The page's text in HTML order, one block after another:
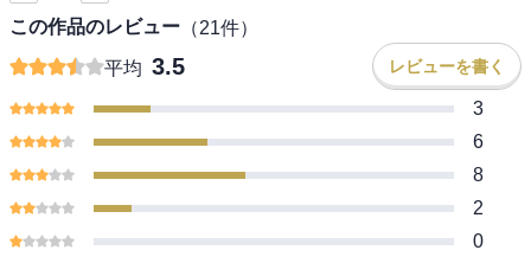
この作品のレビュー （21件）
平均 3.5 レビューを書く
3
6
8
2
0